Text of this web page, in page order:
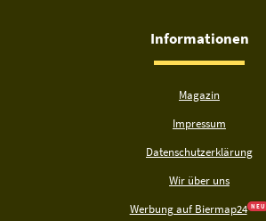
Informationen
Magazin
Impressum
Datenschutzerklärung
Wir über uns
Werbung auf Biermap24 N E U